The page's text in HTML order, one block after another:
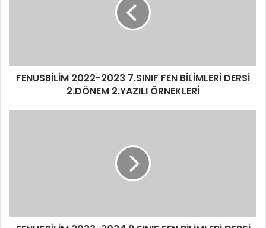
FENUSBİLİM 2022-2023 7.SINIF FEN BİLİMLERİ DERSİ
2.DÖNEM 2.YAZILI ÖRNEKLERİ